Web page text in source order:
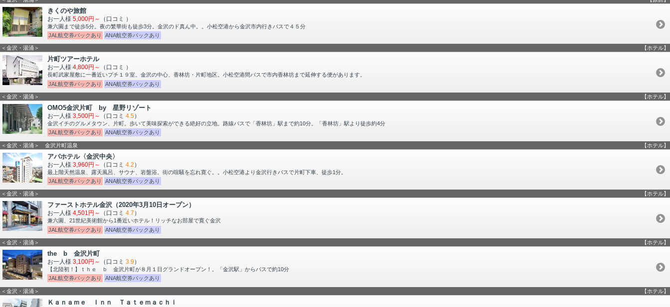
きくのや旅館
お一人様 5,000円～ （口コミ ）
兼六園まで徒歩5分。夜の繁華街も徒歩3分。金沢のド真ん中。。小松空港から金沢市内行きバスで４５分
JAL航空券パックあり
ANA航空券パックあり
＜金沢・湯涌＞ 【ホテル】
片町ツアーホテル
お一人様 4,800円～ （口コミ ）
長町武家屋敷に一番近いプチ１９室。金沢の中心、香林坊・片町地区。小松空港間バスで市内香林坊まで延伸する便があります。
JAL航空券パックあり
ANA航空券パックあり
＜金沢・湯涌＞ 【ホテル】
OMO5金沢片町 by 星野リゾート
お一人様 3,500円～ （口コミ 4.5）
金沢イチのグルメタウン、片町。歩いて美味探索ができる絶好の立地。路線バスで「香林坊」駅まで約10分。「香林坊」駅より徒歩約4分
JAL航空券パックあり
ANA航空券パックあり
＜金沢・湯涌＞ 金沢片町温泉 【ホテル】
アパホテル〈金沢中央〉
お一人様 3,960円～ （口コミ 4.2 ）
最上階天然温泉、露天風呂、サウナ、岩盤浴。街の喧騒を忘れ寛ぐ。。小松空港より金沢行きバスで片町下車、徒歩1分。
JAL航空券パックあり
ANA航空券パックあり
＜金沢・湯涌＞ 【ホテル】
ファーストホテル金沢（2020年3月10日オープン）
お一人様 4,501円～ （口コミ 4.7 ）
兼六園、21世紀美術館から1番近いホテル！リッチなお部屋で寛ぐ金沢
JAL航空券パックあり
ANA航空券パックあり
＜金沢・湯涌＞ 【ホテル】
the b 金沢片町
お一人様 3,100円～ （口コミ 3.9）
【北陸初！】ｔｈｅ ｂ 金沢片町が８月１日グランドオープン！。「金沢駅」からバスで約10分
JAL航空券パックあり
ANA航空券パックあり
＜金沢・湯涌＞ 【ホテル】
Ｋａｎａｍｅ Ｉｎｎ Ｔａｔｅｍａｃｈｉ